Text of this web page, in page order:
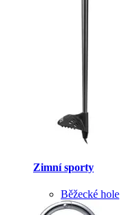
Zimní sporty
Běžecké hole